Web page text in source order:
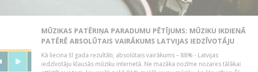
MŪZIKAS PATĒRIŅA PARADUMU PĒTĪJUMS: MŪZIKU IKDIENĀ
PATĒRĒ ABSOLŪTAIS VAIRĀKUMS LATVIJAS IEDZĪVOTĀJU
Kā liecina šī gada rezultāti, absolūtais vairākums – 88% - Latvijas
iedzīvotāju klausās mūziku internetā. Ne mazāka nozīme nozares tālākai